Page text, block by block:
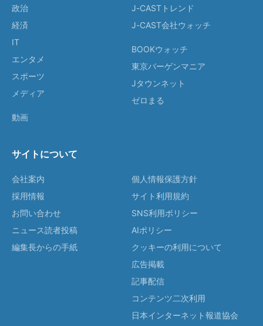
政治
経済
IT
エンタメ
スポーツ
メディア
動画
J-CASTトレンド
J-CAST会社ウォッチ
BOOKウォッチ
東京バーゲンマニア
Jタウンネット
ゼロまる
サイトについて
会社案内
採用情報
お問い合わせ
ニュース読者投稿
編集長からの手紙
個人情報保護方針
サイト利用規約
SNS利用ポリシー
AIポリシー
クッキーの利用について
広告掲載
記事配信
コンテンツ二次利用
日本インターネット報道協会